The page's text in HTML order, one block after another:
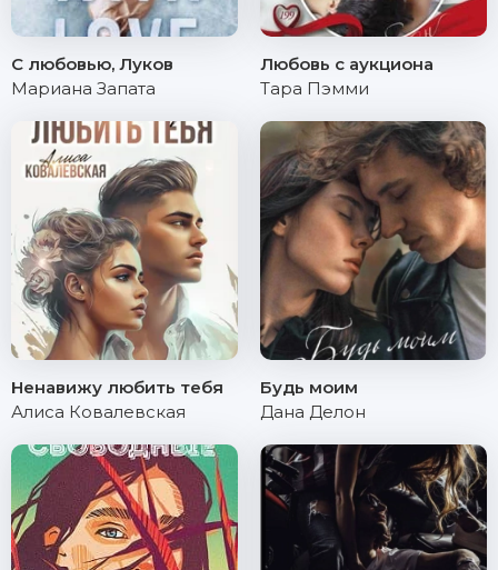
С любовью, Луков
Мариана Запата
Любовь с аукциона
Тара Пэмми
Ненавижу любить тебя
Алиса Ковалевская
Будь моим
Дана Делон